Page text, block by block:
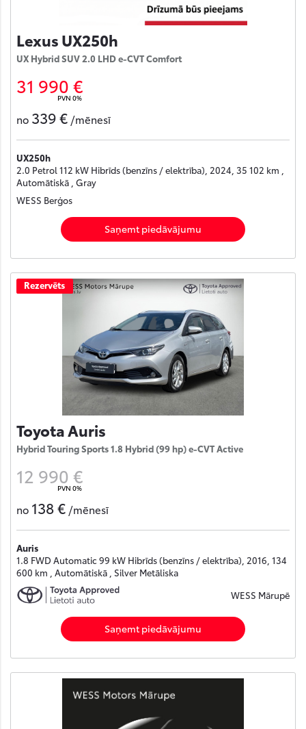
Lexus UX250h
UX Hybrid SUV 2.0 LHD e-CVT Comfort
31 990 €
PVN 0%
no 339 € /mēnesī
UX250h
2.0 Petrol 112 kW Hibrīds (benzīns / elektrība), 2024, 35 102 km ,
Automātiskā , Gray
WESS Berģos
Saņemt piedāvājumu
Rezervēts
Toyota Auris
Hybrid Touring Sports 1.8 Hybrid (99 hp) e-CVT Active
12 990 €
PVN 0%
no 138 € /mēnesī
Auris
1.8 FWD Automatic 99 kW Hibrīds (benzīns / elektrība), 2016, 134
600 km , Automātiskā , Silver Metāliska
WESS Mārupē
Saņemt piedāvājumu